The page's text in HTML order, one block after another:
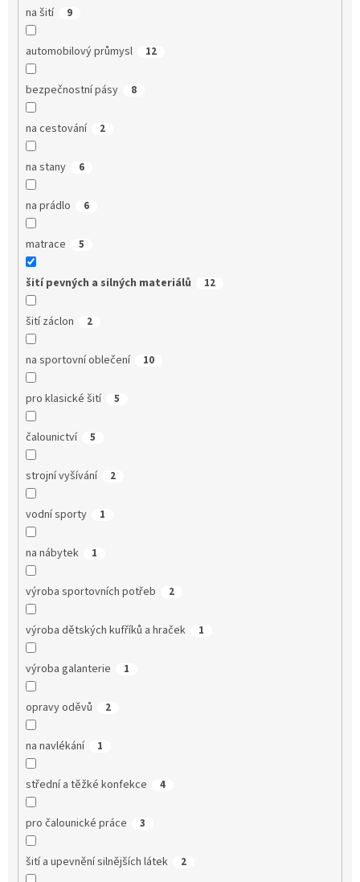
na šití 9
automobilový průmysl 12
bezpečnostní pásy 8
na cestování 2
na stany 6
na prádlo 6
matrace 5
šití pevných a silných materiálů 12
šití záclon 2
na sportovní oblečení 10
pro klasické šití 5
čalounictví 5
strojní vyšívání 2
vodní sporty 1
na nábytek 1
výroba sportovních potřeb 2
výroba dětských kufříků a hraček 1
výroba galanterie 1
opravy oděvů 2
na navlékání 1
střední a těžké konfekce 4
pro čalounické práce 3
šití a upevnění silnějších látek 2